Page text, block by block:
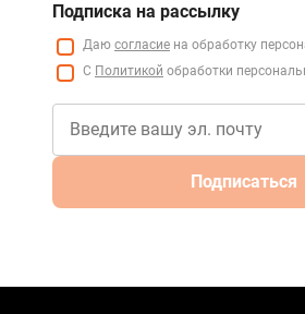
Подписка на рассылку
Даю согласие на обработку
С Политикой обработки
Подписаться